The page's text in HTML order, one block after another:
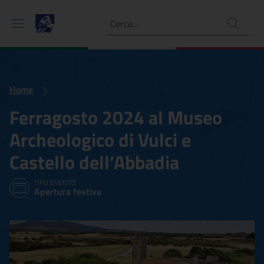
Ricerca
Home
Ferragosto 2024 al Museo
Archeologico di Vulci e
Castello dell’Abbadia
TIPO EVENTO:
Apertura festiva
Ferragosto 2024 al